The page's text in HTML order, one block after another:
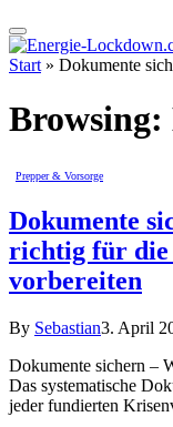
Start » Dokumente
Browsing:
Prepper & Vorsorge
Dokumente
richtig für die
vorbereiten
By Sebastian3. April
Dokumente sichern –
Das systematische
jeder fundierten